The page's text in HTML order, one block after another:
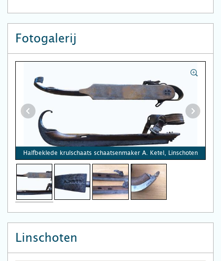
Fotogalerij
Halfbeklede krulschaats schaatsenmaker A. Ketel, Linschoten
Linschoten